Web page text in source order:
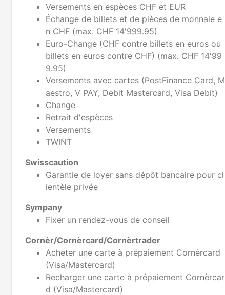
Versements en espèces CHF et EUR
Échange de billets et de pièces de monnaie e
n CHF (max. CHF 14'999.95)
Euro-Change (CHF contre billets en euros ou
billets en euros contre CHF) (max. CHF 14'99
9.95)
Versements avec cartes (PostFinance Card, M
aestro, V PAY, Debit Mastercard, Visa Debit)
Change
Retrait d'espèces
Versements
TWINT
Swisscaution
Garantie de loyer sans dépôt bancaire pour cl
ientèle privée
Sympany
Fixer un rendez-vous de conseil
Cornèr/Cornèrcard/Cornèrtrader
Acheter une carte à prépaiement Cornèrcard
(Visa/Mastercard)
Recharger une carte à prépaiement Cornèrcar
d (Visa/Mastercard)